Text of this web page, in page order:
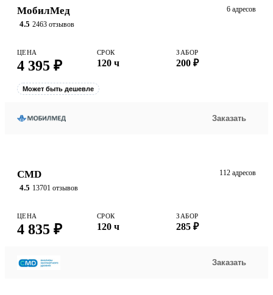
МобилМед
4.5 2463 отзывов
6 адресов
ЦЕНА
4 395 ₽
СРОК
120 ч
ЗАБОР
200 ₽
Может быть дешевле
Заказать
CMD
4.5 13701 отзывов
112 адресов
ЦЕНА
4 835 ₽
СРОК
120 ч
ЗАБОР
285 ₽
Заказать